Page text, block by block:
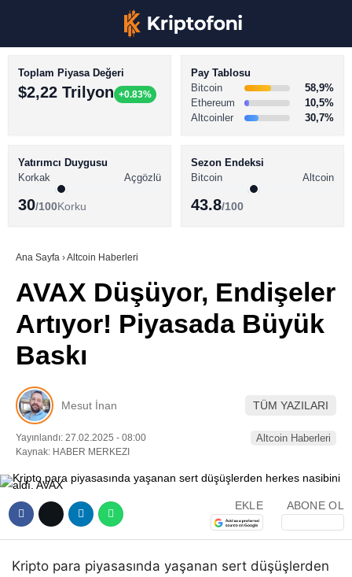
Youtube
TikTok
BİTCOİN HABERLERİ
ALTCOİN HABERLERİ
SÖZLÜK
Toplam Piyasa Değeri
$2,22 Trilyon +0.83%
Pay Tablosu
Bitcoin
58,9%
Ethereum
10,5%
Altcoinler
30,7%
Yatırımcı Duygusu
Korkak
Açgözlü
30/100Korku
Sezon Endeksi
Bitcoin
Altcoin
43.8/100
Ana Sayfa ›Altcoin Haberleri
AVAX Düşüyor, Endişeler
Artıyor! Piyasada Büyük
Baskı
Mesut İnan TÜM YAZILARI
Yayınlandı: 27.02.2025 - 08:00
Kaynak: HABER MERKEZI
Altcoin Haberleri
EKLE ABONE OL
Kripto para piyasasında yaşanan sert düşüşlerden